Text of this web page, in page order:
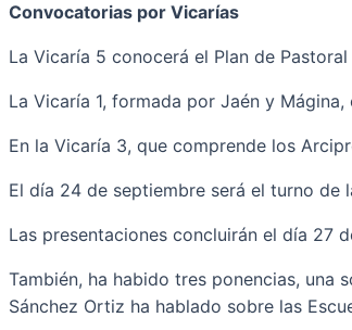
Convocatorias por Vicarías
La Vicaría 5 conocerá el Plan de
La Vicaría 1, formada por Jaén y
En la Vicaría 3, que comprende los
El día 24 de septiembre será el turno de
Las presentaciones concluirán el día 27
También, ha habido tres ponencias,
Sánchez Ortiz ha hablado sobre las